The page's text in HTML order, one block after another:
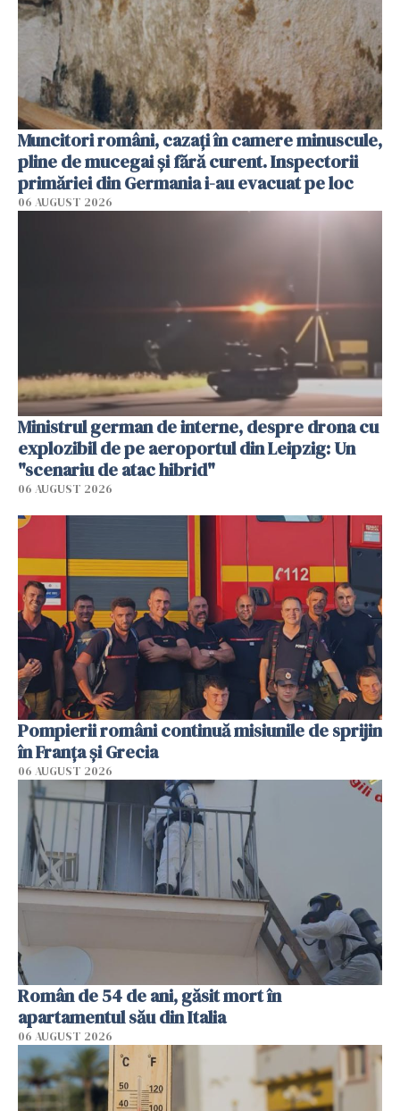
Muncitori români, cazați în camere minuscule,
pline de mucegai și fără curent. Inspectorii
primăriei din Germania i-au evacuat pe loc
06 AUGUST 2026
Ministrul german de interne, despre drona cu
explozibil de pe aeroportul din Leipzig: Un
"scenariu de atac hibrid"
06 AUGUST 2026
Pompierii români continuă misiunile de sprijin
în Franţa şi Grecia
06 AUGUST 2026
Român de 54 de ani, găsit mort în
apartamentul său din Italia
06 AUGUST 2026